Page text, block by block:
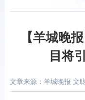
【羊城晚
目将
文章来源：羊城晚报 文